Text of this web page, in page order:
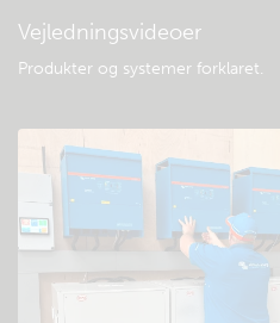
Vejledningsvideoer
Produkter og systemer forklaret.